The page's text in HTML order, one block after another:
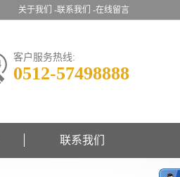
关于我们 -联系我们 -在线留言
客户服务热线:
0512-57498888
联系我们